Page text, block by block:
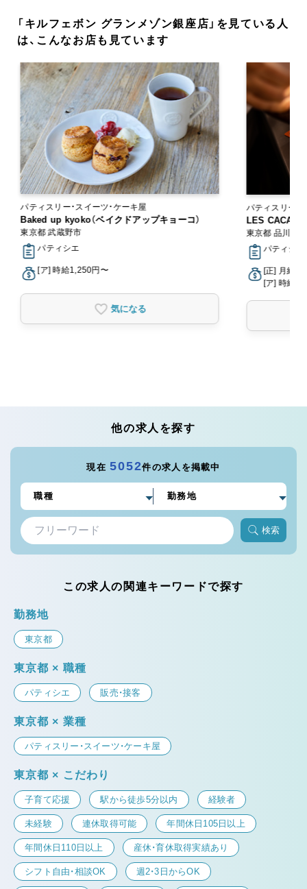
「キルフェボン グランメゾン銀座店」を見ている人
は、こんなお店も見ています
パティスリー・スイーツ・ケーキ屋
Baked up kyoko（ベイクドアップキョーコ）
東京都 武蔵野市
パティシエ
[ア] 時給1,250円〜
気になる
パティスリー・
LES CACAOS
東京都 品川区
パティシエ
[正] 月給
[ア] 時給
他の求人を探す
現在5052件の求人を掲載中
検索
この求人の関連キーワードで探す
勤務地
東京都
東京都 × 職種
パティシエ 販売・接客
東京都 × 業種
パティスリー・スイーツ・ケーキ屋
東京都 × こだわり
子育て応援 駅から徒歩5分以内 経験者
未経験 連休取得可能 年間休日105日以上
年間休日110日以上 産休・育休取得実績あり
シフト自由・相談OK 週2・3日からOK